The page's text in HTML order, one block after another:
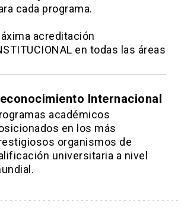
cada programa.
acreditación
en todas las áreas
Internacional
académicos
en los más
organismos de
universitaria a nivel